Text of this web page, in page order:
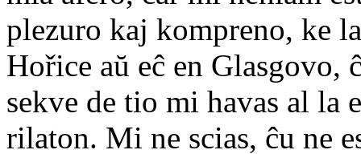
plezuro kaj kompreno, ke
Hořice aŭ eĉ en
sekve de tio mi havas al la
rilaton. Mi ne scias, ĉu ne